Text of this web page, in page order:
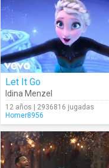
Let It Go
Idina Menzel
12 años | 2936816 jugadas
Homer8956